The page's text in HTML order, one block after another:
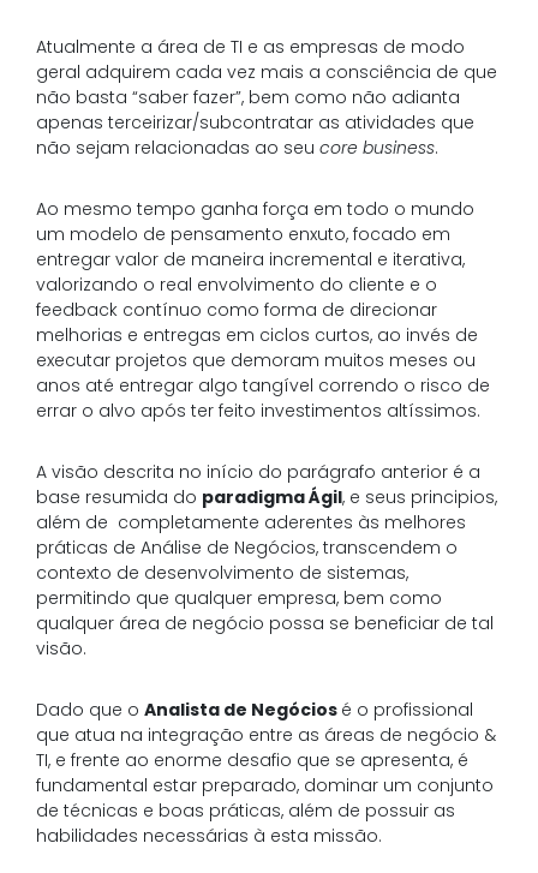
Atualmente a área de TI e as empresas de modo
geral adquirem cada vez mais a consciência de que
não basta “saber fazer”, bem como não adianta
apenas terceirizar/subcontratar as atividades que
não sejam relacionadas ao seu core business.
Ao mesmo tempo ganha força em todo o mundo
um modelo de pensamento enxuto, focado em
entregar valor de maneira incremental e iterativa,
valorizando o real envolvimento do cliente e o
feedback contínuo como forma de direcionar
melhorias e entregas em ciclos curtos, ao invés de
executar projetos que demoram muitos meses ou
anos até entregar algo tangível correndo o risco de
errar o alvo após ter feito investimentos altíssimos.
A visão descrita no início do parágrafo anterior é a
base resumida do paradigma Ágil, e seus principios,
além de completamente aderentes às melhores
práticas de Análise de Negócios, transcendem o
contexto de desenvolvimento de sistemas,
permitindo que qualquer empresa, bem como
qualquer área de negócio possa se beneficiar de tal
visão.
Dado que o Analista de Negócios é o profissional
que atua na integração entre as áreas de negócio &
TI, e frente ao enorme desafio que se apresenta, é
fundamental estar preparado, dominar um conjunto
de técnicas e boas práticas, além de possuir as
habilidades necessárias à esta missão.